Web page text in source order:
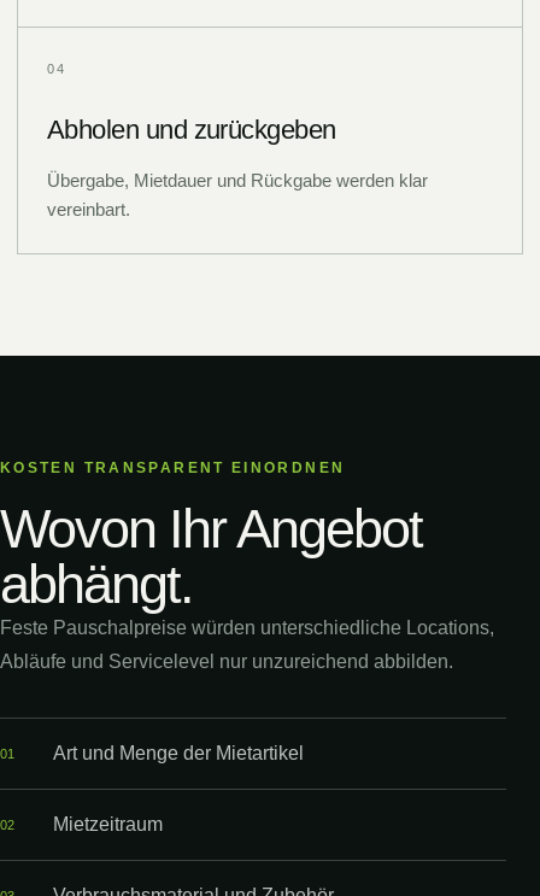
04
Abholen und zurückgeben
Übergabe, Mietdauer und Rückgabe werden klar
vereinbart.
KOSTEN TRANSPARENT EINORDNEN
Wovon Ihr Angebot
abhängt.
Feste Pauschalpreise würden unterschiedliche Locations,
Abläufe und Servicelevel nur unzureichend abbilden.
01 Art und Menge der Mietartikel
02 Mietzeitraum